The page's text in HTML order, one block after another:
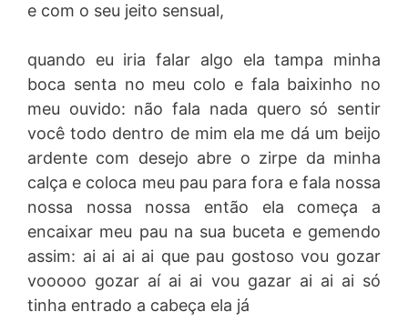
e com o seu jeito sensual,
quando eu iria falar algo ela tampa minha
boca senta no meu colo e fala baixinho no
meu ouvido: não fala nada quero só sentir
você todo dentro de mim ela me dá um beijo
ardente com desejo abre o zirpe da minha
calça e coloca meu pau para fora e fala nossa
nossa nossa nossa então ela começa a
encaixar meu pau na sua buceta e gemendo
assim: ai ai ai ai que pau gostoso vou gozar
vooooo gozar aí ai ai vou gazar ai ai ai só
tinha entrado a cabeça ela já